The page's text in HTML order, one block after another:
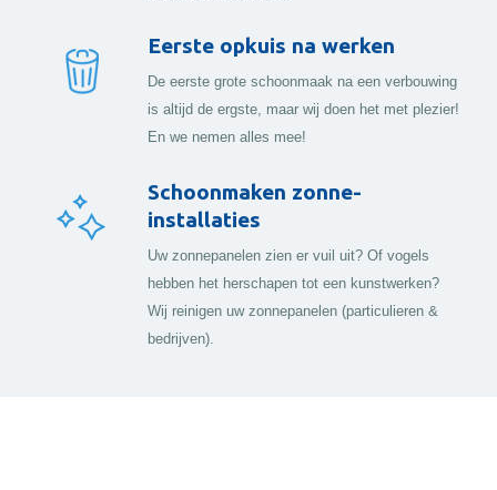
Eerste opkuis na werken
De eerste grote schoonmaak na een verbouwing
is altijd de ergste, maar wij doen het met plezier!
En we nemen alles mee!
Schoonmaken zonne-
installaties
Uw zonnepanelen zien er vuil uit? Of vogels
hebben het herschapen tot een kunstwerken?
Wij reinigen uw zonnepanelen (particulieren &
bedrijven).